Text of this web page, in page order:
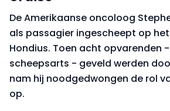
De Amerikaanse oncoloog
als passagier ingescheept op
Hondius. Toen acht opvarenden
scheepsarts - geveld werden
nam hij noodgedwongen de rol
op.